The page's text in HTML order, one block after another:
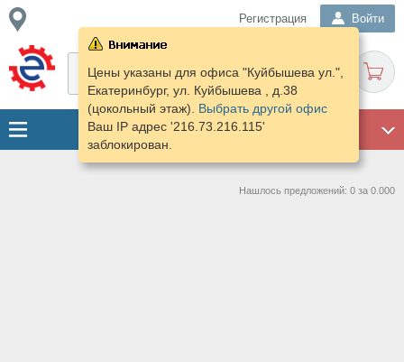
Регистрация Войти
Цены указаны для офиса "Куйбышева ул.",
Екатеринбург, ул. Куйбышева , д.38
(цокольный этаж). Выбрать другой офис
Ваш IP адрес '216.73.216.115'
заблокирован.
Нашлось предложений: 0 за 0.000